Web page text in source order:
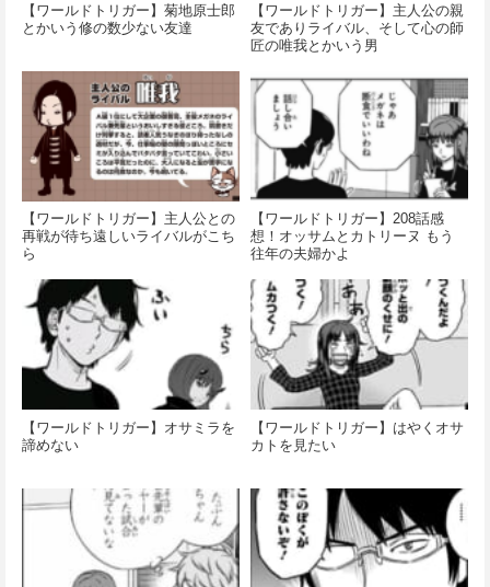
【ワールドトリガー】菊地原士郎
とかいう修の数少ない友達
【ワールドトリガー】主人公の親
友でありライバル、そして心の師
匠の唯我とかいう男
【ワールドトリガー】主人公との
再戦が待ち遠しいライバルがこち
ら
【ワールドトリガー】208話感
想！オッサムとカトリーヌ もう
往年の夫婦かよ
【ワールドトリガー】オサミラを
諦めない
【ワールドトリガー】はやくオサ
カトを見たい